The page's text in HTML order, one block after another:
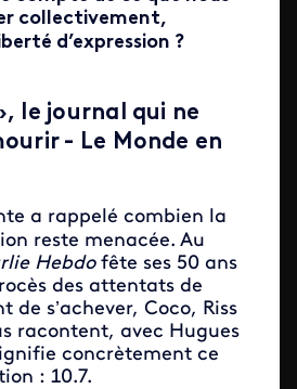
collectivement,
d’expression ?
le journal qui ne
- Le Monde en
a rappelé combien la
reste menacée. Au
Hebdofête ses 50 ans
des attentats de
de s’achever, Coco, Riss
racontent, avec Hugues
concrètement ce
: 10.7.